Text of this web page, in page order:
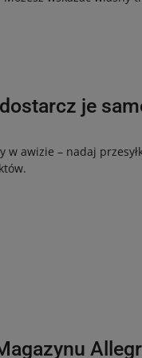
je
awizie – nadaj